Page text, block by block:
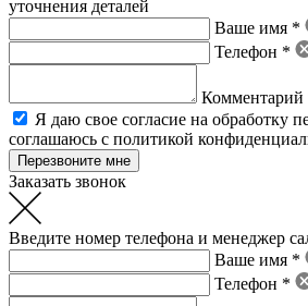
уточнения деталей
Ваше имя *
Телефон *
Комментарий
Я даю свое согласие на обработку
соглашаюсь с политикой
Заказать звонок
Введите номер телефона и менеджер
Ваше имя *
Телефон *